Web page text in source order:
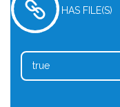
HAS FILE(S)
true